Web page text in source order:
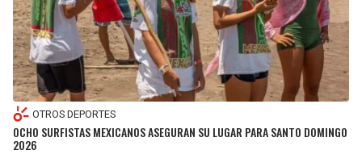
OTROS DEPORTES
OCHO SURFISTAS MEXICANOS ASEGURAN SU LUGAR PARA SANTO DOMINGO
2026